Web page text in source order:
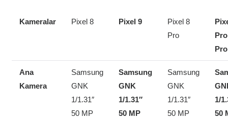
Kameralar Pixel 8 Pixel 9
Pixel 8
Pro
Ana
Kamera
Samsung
GNK
1/1.31″
50 MP
Samsung
GNK
1/1.31″
50 MP
Samsung
GNK
1/1.31″
50 MP
1/
50